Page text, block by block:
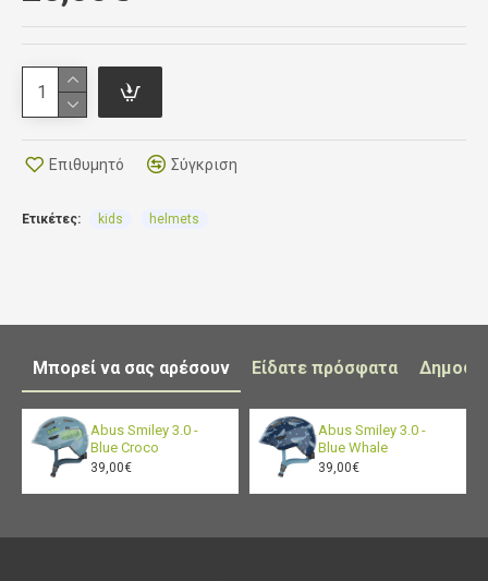
και από τις δύο πλευρές του κράνους, που
κρέμονται κάτω από το πηγούνι με μια πόρπη με
μαλακό μαξιλάρι. Υπάρχουν τρύπες αερισμού στο
κέλυφος του κράνους.
Βάρος 245-260 gr
Περιφέρεια κεφαλής 52-56cm
Επιθυμητό Σύγκριση
Ετικέτες: kids helmets
Μπορεί να σας αρέσουν Είδατε πρόσφατα
Abus Smiley 3.0 -
Blue Croco
39,00€
Abus Smiley 3.0 -
Blue Whale
39,00€